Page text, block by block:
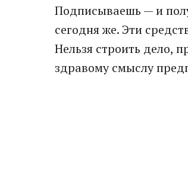
Подписываешь — и
сегодня же. Эти
Нельзя строить дело,
здравому смыслу